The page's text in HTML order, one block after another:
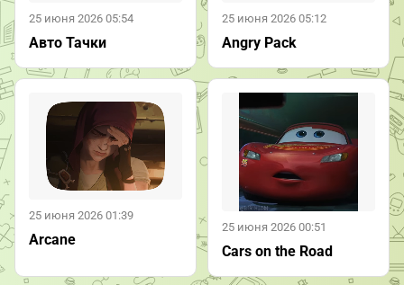
25 июня 2026 05:54
Авто Тачки
25 июня 2026 05:12
Angry Pack
25 июня 2026 01:39
Arcane
25 июня 2026 00:51
Cars on the Road